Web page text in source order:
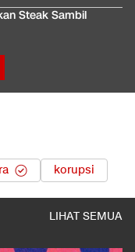
Steak Sambil
korupsi
LIHAT SEMUA